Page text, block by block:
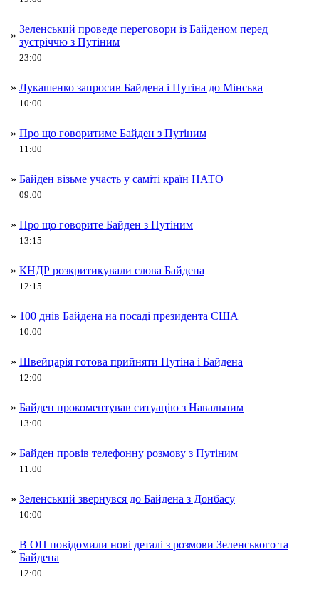
»
Зеленський проведе переговори із Байденом перед
зустріччю з Путіним
23:00
» Лукашенко запросив Байдена і Путіна до Мінська
10:00
» Про що говоритиме Байден з Путіним
11:00
» Байден візьме участь у саміті країн НАТО
09:00
» Про що говорите Байден з Путіним
13:15
» КНДР розкритикували слова Байдена
12:15
» 100 днів Байдена на посаді президента США
10:00
» Швейцарія готова прийняти Путіна і Байдена
12:00
» Байден прокоментував ситуацію з Навальним
13:00
» Байден провів телефонну розмову з Путіним
11:00
» Зеленський звернувся до Байдена з Донбасу
10:00
»
В ОП повідомили нові деталі з розмови Зеленського та
Байдена
12:00